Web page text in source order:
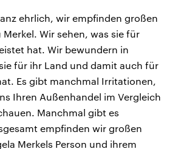
ehrlich, wir empfinden großen
Merkel. Wir sehen, was sie für
hat. Wir bewundern in
für ihr Land und damit auch für
Es gibt manchmal Irritationen,
Ihren Außenhandel im Vergleich
Manchmal gibt es
empfinden wir großen
Merkels Person und ihrem